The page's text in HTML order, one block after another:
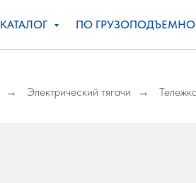
КАТАЛОГ ПО
→ Электрический тягачи →